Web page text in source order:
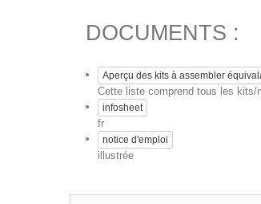
DOCUMENTS :
Aperçu des kits à assembler
Cette liste comprend tous les
infosheet
fr
notice d'emploi
illustrée